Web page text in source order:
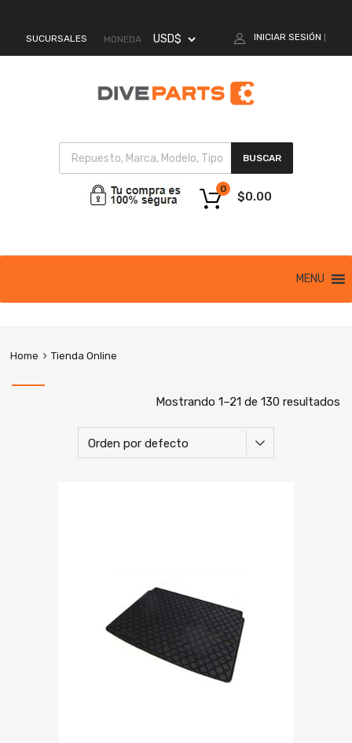
SUCURSALES MONEDA INICIAR SESIÓN
BUSCAR
$0.00
0
MENU
Home Tienda Online
Mostrando 1–21 de 130 resultados